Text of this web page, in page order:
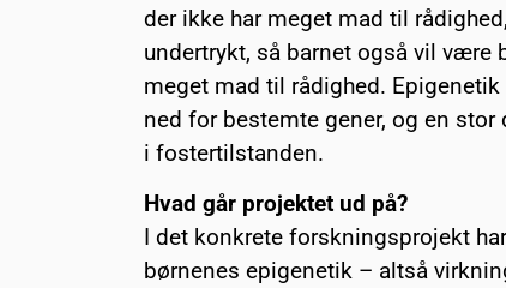
der ikke har meget mad til
undertrykt, så barnet også vil være
meget mad til rådighed.
ned for bestemte gener, og en
i fostertilstanden.
Hvad går projektet ud på?
I det konkrete forskningsprojekt
børnenes epigenetik – altså